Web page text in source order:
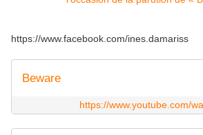
https://www.facebook.com/ines.damariss
Beware
https://www.youtube.com/